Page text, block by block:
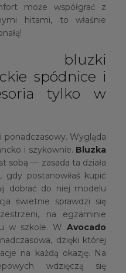
może współgrać z
hitami, to właśnie
bluzki
spódnice i
tylko w
ponadczasowy. Wygląda
i szykownie. Bluzka
sobą — zasada ta działa
postanowiłaś kupić
dobrać do niej modelu
świetnie sprawdzi się
na egzaminie
w szkole. WAvocado
dzięki której
na każdą okazję. Na
wdzięczą się